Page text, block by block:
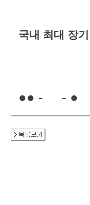
국내 최대 장
●● - - ●